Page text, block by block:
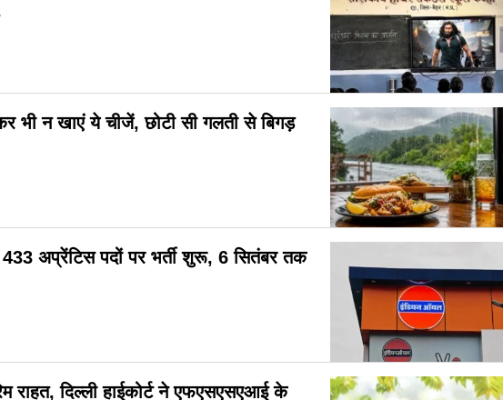
भी न खाएं ये चीजें, छोटी सी गलती से बिगड़
अप्रेंटिस पदों पर भर्ती शुरू, 6 सितंबर तक
राहत, दिल्ली हाईकोर्ट ने एफएसएसएआई के